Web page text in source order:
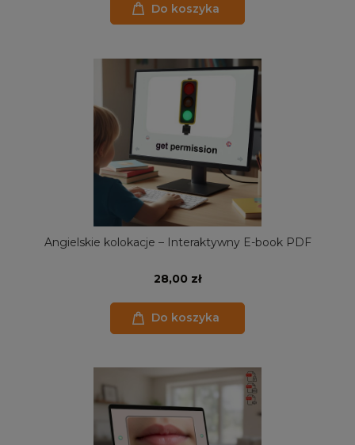
Do koszyka
Angielskie kolokacje – Interaktywny E-book PDF
28,00 zł
Do koszyka